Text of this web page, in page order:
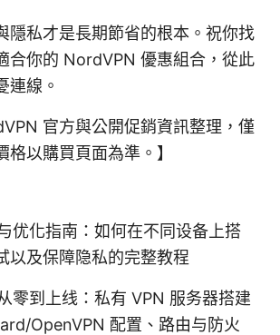
隱私才是長期節省的根本。祝你找
合你的 NordVPN 優惠組合，從此
連線。
官方與公開促銷資訊整理，僅
格以購買頁面為準。】
优化指南：如何在不同设备上搭
以及保障隐私的完整教程
零到上线：私有 VPN 服务器搭建
OpenVPN 配置、路由与防火